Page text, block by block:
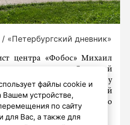
«Петербургский дневник»
центра «Фобос» Михаил
похолодания в Северной
Сегодня на погоду
циклон, который
дожди, но
потепления.
файлы cookie и
Вашем устройстве,
по сайту
для Вас, а также для